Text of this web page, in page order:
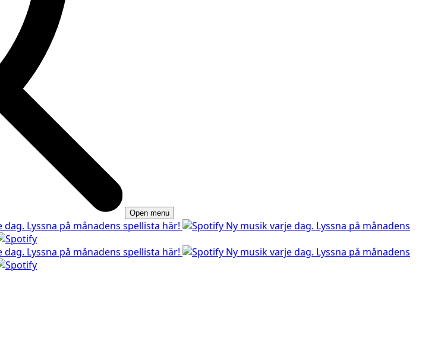
Open menu
dag. Lyssna på månadens spellista här!
Ny musik varje dag. Lyssna på månadens
dag. Lyssna på månadens spellista här!
Ny musik varje dag. Lyssna på månadens